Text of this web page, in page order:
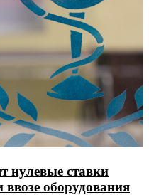
нулевые ставки
оборудования